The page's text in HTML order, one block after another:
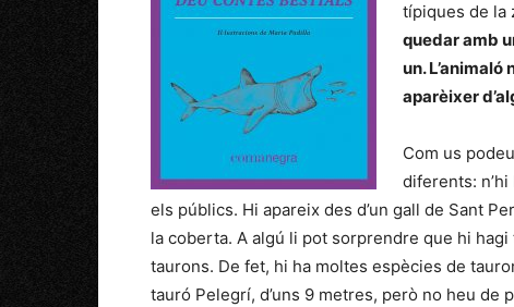
típiques de la
quedar amb
un.
aparèixer
Com us
diferents:
els públics. Hi apareix des d’un gall de Sant
la coberta. A algú li pot sorprendre que hi
taurons. De fet, hi ha moltes espècies de
tauró Pelegrí, d’uns 9 metres, però no heu de